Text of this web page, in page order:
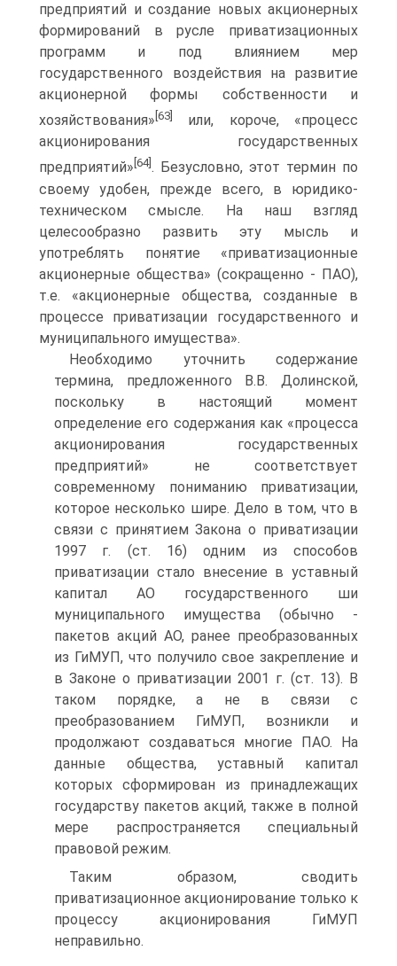
предприятий и создание новых акционерных
формирований в русле приватизационных
программ и под влиянием мер
государственного воздействия на развитие
акционерной формы собственности и
хозяйствования» [63]
или, короче, «процесс
акционирования государственных
предприятий» [64]. Безусловно, этот термин по
своему удобен, прежде всего, в юридико-
техническом смысле. На наш взгляд
целесообразно развить эту мысль и
употреблять понятие «приватизационные
акционерные общества» (сокращенно - ПАО),
т.е. «акционерные общества, созданные в
процессе приватизации государственного и
муниципального имущества».
Необходимо уточнить содержание
термина, предложенного В.В. Долинской,
поскольку в настоящий момент
определение его содержания как «процесса
акционирования государственных
предприятий» не соответствует
современному пониманию приватизации,
которое несколько шире. Дело в том, что в
связи с принятием Закона о приватизации
1997 г. (ст. 16) одним из способов
приватизации стало внесение в уставный
капитал АО государственного ши
муниципального имущества (обычно -
пакетов акций АО, ранее преобразованных
из ГиМУП, что получило свое закрепление и
в Законе о приватизации 2001 г. (ст. 13). В
таком порядке, а не в связи с
преобразованием ГиМУП, возникли и
продолжают создаваться многие ПАО. На
данные общества, уставный капитал
которых сформирован из принадлежащих
государству пакетов акций, также в полной
мере распространяется специальный
правовой режим.
Таким образом, сводить
приватизационное акционирование только к
процессу акционирования ГиМУП
неправильно.